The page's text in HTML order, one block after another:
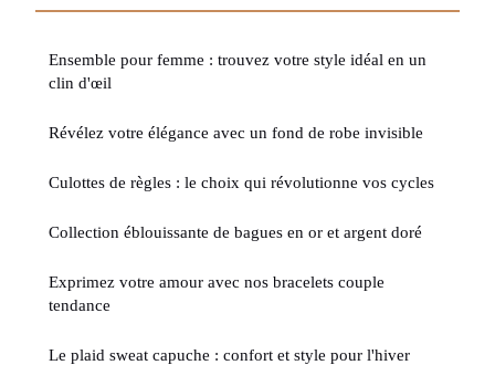
Ensemble pour femme : trouvez votre style idéal en un
clin d'œil
Révélez votre élégance avec un fond de robe invisible
Culottes de règles : le choix qui révolutionne vos cycles
Collection éblouissante de bagues en or et argent doré
Exprimez votre amour avec nos bracelets couple
tendance
Le plaid sweat capuche : confort et style pour l'hiver